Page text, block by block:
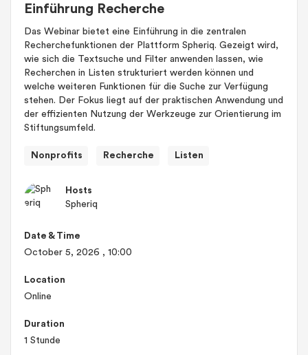
Einführung Recherche
Das Webinar bietet eine Einführung in die zentralen
Recherchefunktionen der Plattform Spheriq. Gezeigt wird,
wie sich die Textsuche und Filter anwenden lassen, wie
Recherchen in Listen strukturiert werden können und
welche weiteren Funktionen für die Suche zur Verfügung
stehen. Der Fokus liegt auf der praktischen Anwendung und
der effizienten Nutzung der Werkzeuge zur Orientierung im
Stiftungsumfeld.
Nonprofits Recherche Listen
Hosts
Spheriq
Date & Time
October 5, 2026 , 10:00
Location
Online
Duration
1 Stunde